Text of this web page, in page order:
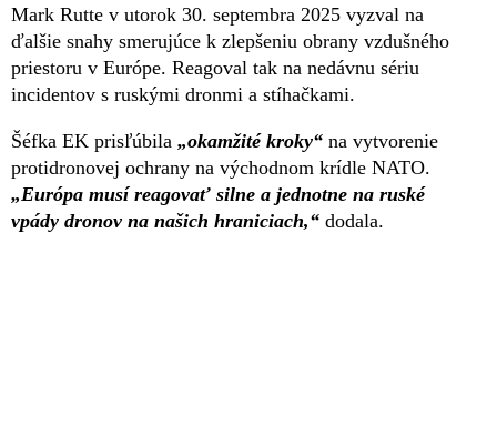
Mark Rutte v utorok 30. septembra 2025 vyzval na
ďalšie snahy smerujúce k zlepšeniu obrany vzdušného
priestoru v Európe. Reagoval tak na nedávnu sériu
incidentov s ruskými dronmi a stíhačkami.
Šéfka EK prisľúbila „okamžité kroky“ na vytvorenie
protidronovej ochrany na východnom krídle NATO.
„Európa musí reagovať silne a jednotne na ruské
vpády dronov na našich hraniciach,“ dodala.